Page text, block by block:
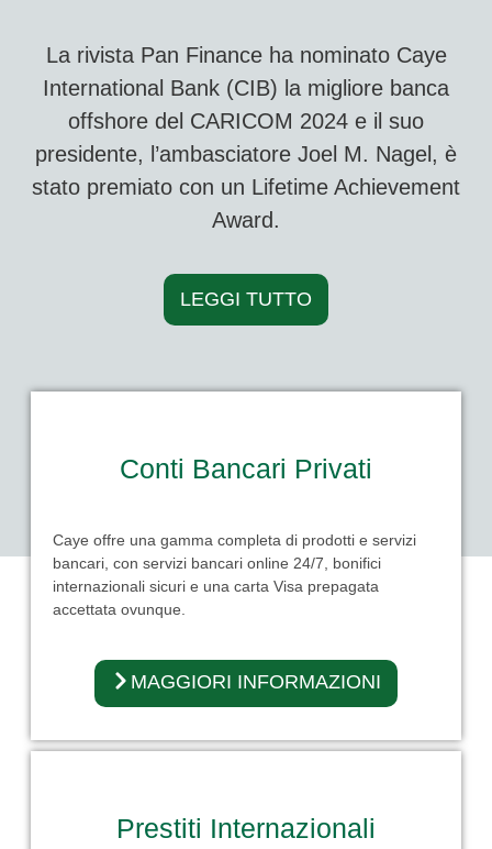
La rivista Pan Finance ha nominato Caye
International Bank (CIB) la migliore banca
offshore del CARICOM 2024 e il suo
presidente, l’ambasciatore Joel M. Nagel, è
stato premiato con un Lifetime Achievement
Award.
LEGGI TUTTO
Conti Bancari Privati
Caye offre una gamma completa di prodotti e servizi
bancari, con servizi bancari online 24/7, bonifici
internazionali sicuri e una carta Visa prepagata
accettata ovunque.
MAGGIORI INFORMAZIONI
Prestiti Internazionali